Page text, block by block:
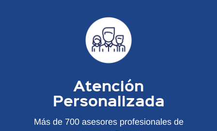
Atención
Personalizada
Más de 700 asesores profesionales de